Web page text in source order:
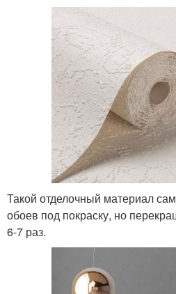
Такой отделочный материал
обоев под покраску, но
6-7 раз.